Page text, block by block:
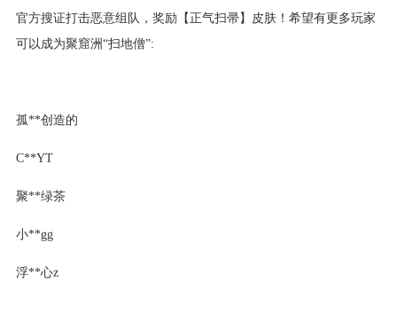
官方搜证打击恶意组队，奖励【正气扫帚】皮肤！希望有更多玩家
可以成为聚窟洲“扫地僧”:
孤**创造的
C**YT
聚**绿茶
小**gg
浮**心z